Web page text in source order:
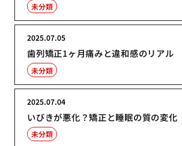
未分類
歯列矯正1ヶ月痛みと違和感のリアル
2025.07.05
未分類
いびきが悪化？矯正と睡眠の質の変化
2025.07.04
未分類